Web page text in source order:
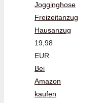
Jogginghose
Freizeitanzug
Hausanzug
19,98
EUR
Bei
Amazon
kaufen